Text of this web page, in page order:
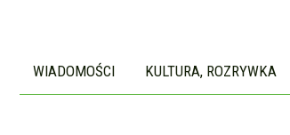
WIADOMOŚCI KULTURA, ROZRYWKA